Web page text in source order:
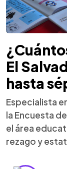
El
hasta
Especialista
la Encuesta
el área
rezago y